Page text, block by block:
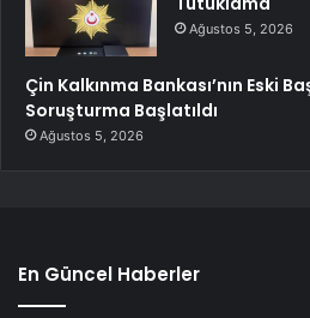
Ağustos 5, 2026
Çin Kalkınma Bankası’nın Eski
Soruşturma Başlatıldı
Ağustos 5, 2026
En Güncel Haberler